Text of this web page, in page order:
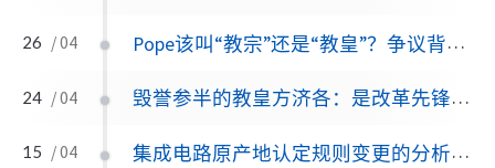
26 / 04 Pope该叫“教宗”还是“教皇”？争议背后，你想知道的都在这里
24 / 04 毁誉参半的教皇方济各：是改革先锋，还是传统的“破坏者”？
15 / 04 集成电路原产地认定规则变更的分析及其对中美贸易和全球半导体产业的影响